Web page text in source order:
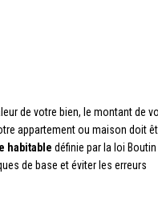
de votre bien, le montant de
appartement ou maison doit
habitable définie par la loi
de base et éviter les erreurs